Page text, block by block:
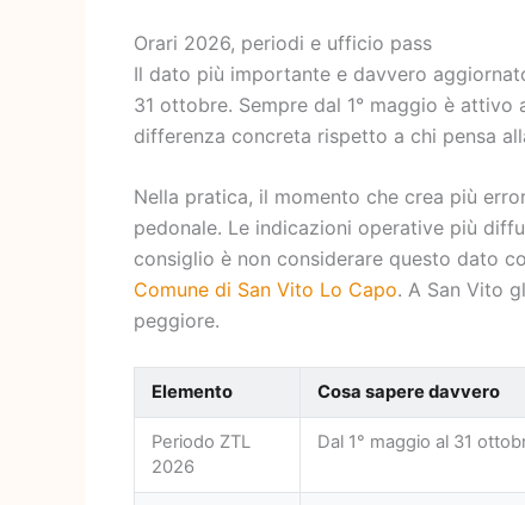
Orari 2026, periodi e ufficio pass
Il dato più importante e davvero
31 ottobre. Sempre dal 1° maggio è attivo
differenza concreta rispetto a chi pensa
Nella pratica, il momento che crea più
pedonale. Le indicazioni operative più
consiglio è non considerare questo dato
Comune di San Vito Lo Capo. A San Vito
peggiore.
Elemento Cosa sapere davvero
Periodo ZTL
2026
Dal 1° maggio al 31